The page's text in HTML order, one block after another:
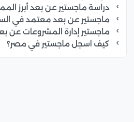
دراسة ماجستير عن بعد أبرز
ماجستير عن بعد معتمد في
ماجستير إدارة المشروعات عن
كيف اسجل ماجستير في مصر؟